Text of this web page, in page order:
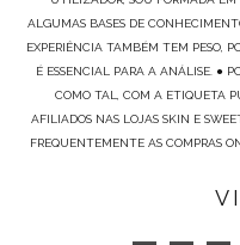
ALGUMAS BASES DE
EXPERIÊNCIA TAMBÉM TEM PESO,
É ESSENCIAL PARA A ANÁLISE. ●
COMO TAL, COM A ETIQUETA
AFILIADOS NAS LOJAS SKIN E
FREQUENTEMENTE AS COMPRAS